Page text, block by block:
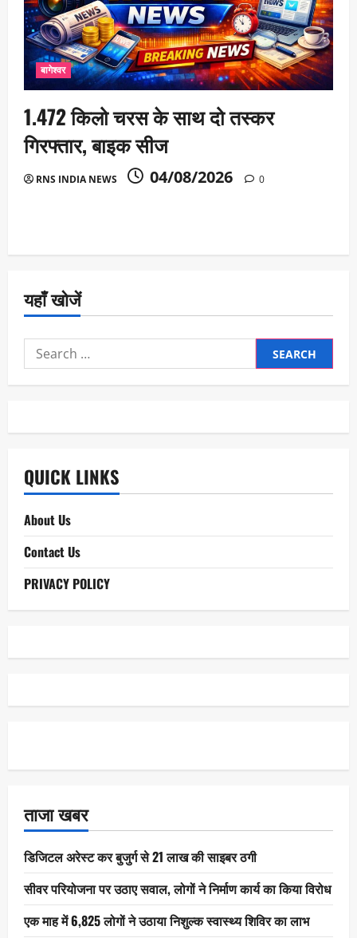
बागेश्वर
1.472 किलो चरस के साथ दो तस्कर
गिरफ्तार, बाइक सीज
RNS INDIA NEWS 04/08/2026 0
यहाँ खोजें
Search
for:
QUICK LINKS
About Us
Contact Us
PRIVACY POLICY
ताजा खबर
डिजिटल अरेस्ट कर बुजुर्ग से 21 लाख की साइबर ठगी
सीवर परियोजना पर उठाए सवाल, लोगों ने निर्माण कार्य का किया विरोध
एक माह में 6,825 लोगों ने उठाया निशुल्क स्वास्थ्य शिविर का लाभ